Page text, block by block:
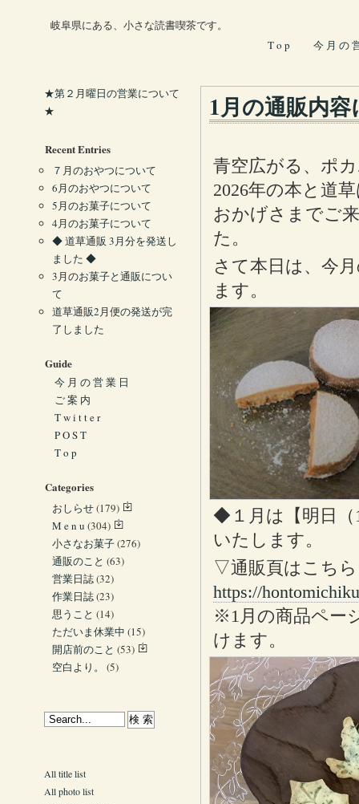
岐阜県にある、小さな読書喫茶です。
T o p
今 月 の
1月の通販内
青空広がる、ポ
2026年の本と道
おかげさまでご
た。
さて本日は、今
ます。
◆１月は【明日（
いたします。
▽通販頁はこち
https://
※1月の商品ペー
けます。
★第２月曜日の営業について
★
Recent Entries
７月のおやつについて
6月のおやつについて
5月のお菓子について
4月のお菓子について
◆ 道草通販 3月分を発送し
ました ◆
3月のお菓子と通販につい
て
道草通販2月便の発送が完
了しました
Guide
今 月 の 営 業 日
ご 案 内
T w i t t e r
P O S T
T o p
Categories
おしらせ(179)
M e n u (304)
小さなお菓子(276)
通販のこと (63)
営業日誌(32)
作業日誌(23)
思うこと (14)
ただいま休業中 (15)
開店前のこと (53)
空白より。
(5)
All title list
All photo list